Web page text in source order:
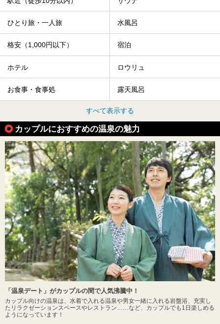
ひとり旅・一人旅 水風呂
格安（1,000円以下） 宿泊
ホテル ロウリュ
お食事・食事処 露天風呂
すべて表示する
カップルにおすすめの温泉の魅力
「温泉デート」がカップルの間で人気沸騰中！
カップル向けの温泉は、水着で入れる温泉や男女一緒に入れる岩盤浴、充実し
たリラクゼーションスペースやレストラン……など、カップルでも1日楽しめる
ようになっています！